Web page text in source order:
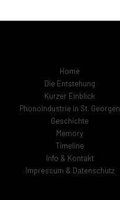
Home
Die Entstehung
Kurzer Einblick
Phonoindustrie in St. Georgen
Geschichte
Memory
Timeline
Info & Kontakt
Impressum & Datenschutz